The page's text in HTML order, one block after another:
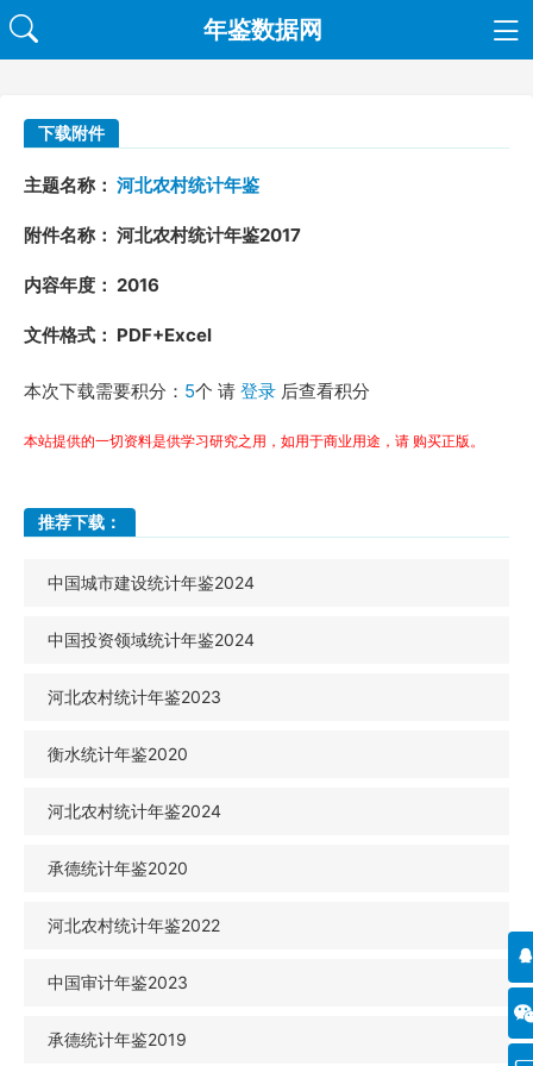
年鉴数据网
下载附件
主题名称： 河北农村统计年鉴
附件名称： 河北农村统计年鉴2017
内容年度： 2016
文件格式： PDF+Excel
本次下载需要积分： 5个 请 登录 后查看积分
本站提供的一切资料是供学习研究之用，如用于商业用途，请 购买正版。
推荐下载：
中国城市建设统计年鉴2024
中国投资领域统计年鉴2024
河北农村统计年鉴2023
衡水统计年鉴2020
河北农村统计年鉴2024
承德统计年鉴2020
河北农村统计年鉴2022
中国审计年鉴2023
承德统计年鉴2019